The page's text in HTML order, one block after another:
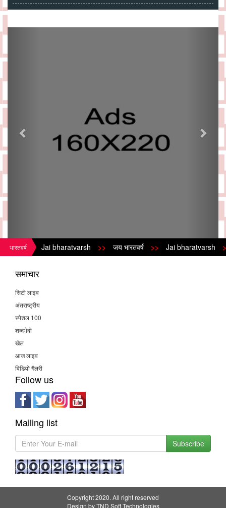
Next
भारतवर्ष Jai bharatvarsh >> जय भारतवर्ष >> Jai bharatvarsh >>
समाचार
सिटी लाइव
अंतराष्ट्रीय
स्पेशल 100
शब्दभेदी
खेल
आज लाइव
विडियो गैलरी
Follow us
Mailing list
Subscribe
Copyright 2020. All right reserved
Design byTND Soft Technologies